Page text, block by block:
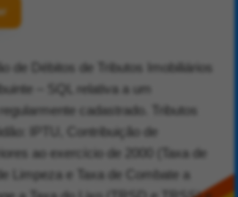
de Débitos de Tributos Imobiliários
– SQL relativa a um
cadastrado. Tributos
IPTU, Contribuição de
ao exercício de 2000 (Taxa de
Limpeza e Taxa de Combate a